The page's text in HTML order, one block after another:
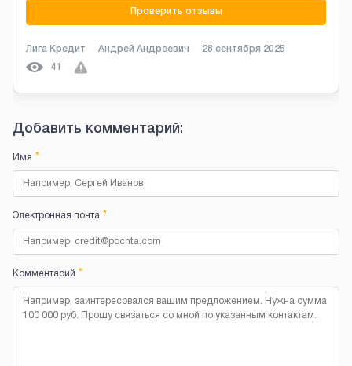
Проверить отзывы
Лига Кредит Андрей Андреевич 28 сентября 2025
41
Добавить комментарий:
Имя *
Электронная почта *
Комментарий *